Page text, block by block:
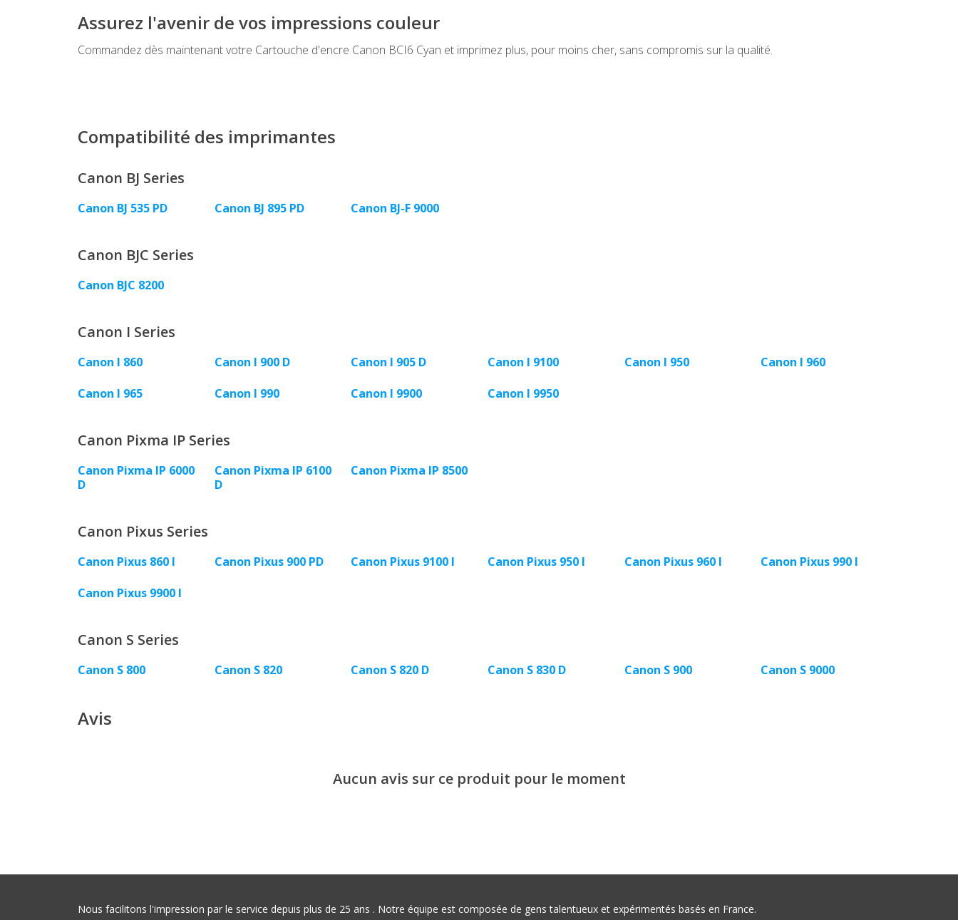
Assurez l'avenir de vos impressions couleur
Commandez dès maintenant votre Cartouche d'encre Canon BCI6 Cyan et imprimez plus, pour moins cher, sans compromis sur la qualité.
Compatibilité des imprimantes
Canon BJ Series
Canon BJ 535 PD Canon BJ 895 PD Canon BJ-F 9000
Canon BJC Series
Canon BJC 8200
Canon I Series
Canon I 860 Canon I 900 D Canon I 905 D Canon I 9100 Canon I 950
Canon I 960
Canon I 965
Canon I 990 Canon I 9900 Canon I 9950
Canon Pixma IP Series
Canon Pixma IP 6000
D
Canon Pixma IP 6100
D
Canon Pixma IP 8500
Canon Pixus Series
Canon Pixus 860 I Canon Pixus 900 PD Canon Pixus 9100 I Canon Pixus 950 I Canon Pixus 960 I
Canon Pixus 990 I
Canon Pixus 9900 I
Canon S Series
Canon S 800 Canon S 820 Canon S 820 D Canon S 830 D Canon S 900 Canon S 9000
Avis
Aucun avis sur ce produit pour le moment
Nous facilitons l'impression par le service depuis plus de 25 ans . Notre équipe est composée de gens talentueux et expérimentés basés en France.